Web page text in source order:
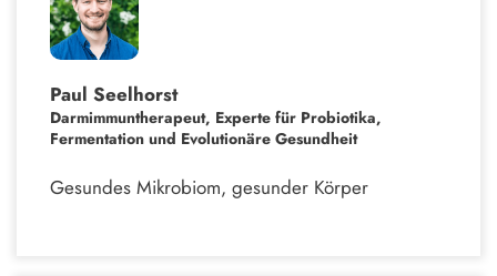
Paul Seelhorst
Darmimmuntherapeut, Experte für Probiotika,
Fermentation und Evolutionäre Gesundheit
Gesundes Mikrobiom, gesunder Körper